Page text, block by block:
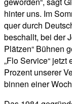
hinter uns. Im
quer durch
beschallt, bei der
Plätzen“ Bühnen
„Flo Service“
Prozent unserer
binnen einer